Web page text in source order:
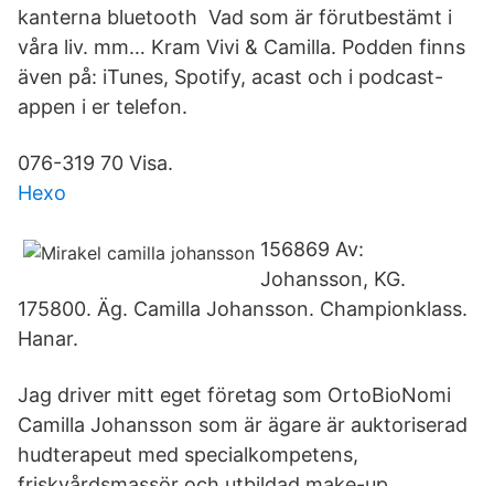
kanterna bluetooth Vad som är förutbestämt i
våra liv. mm… Kram Vivi & Camilla. Podden finns
även på: iTunes, Spotify, acast och i podcast-
appen i er telefon.
076-319 70 Visa.
Hexo
156869 Av:
Johansson, KG.
175800. Äg. Camilla Johansson. Championklass.
Hanar.
Jag driver mitt eget företag som OrtoBioNomi
Camilla Johansson som är ägare är auktoriserad
hudterapeut med specialkompetens,